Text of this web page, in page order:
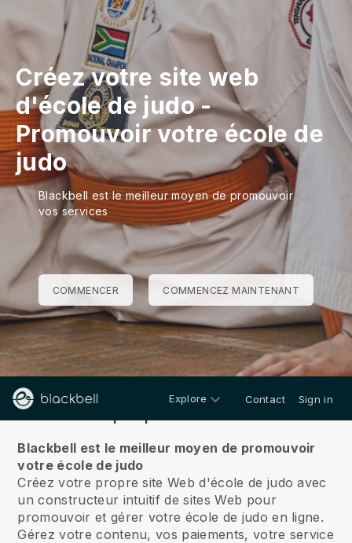
Créez votre site web
d'école de judo-
Promouvoir votre école de
judo
Blackbell est le meilleur moyen de promouvoir
vos services
COMMENCER COMMENCEZ MAINTENANT
Explore Contact Sign in
Blackbell est le meilleur moyen de promouvoir
votre école de judo
Créez votre propre site Web d'école de judo avec
un constructeur intuitif de sites Web pour
promouvoir et gérer votre école de judo en ligne.
Gérez votre contenu, vos paiements, votre service